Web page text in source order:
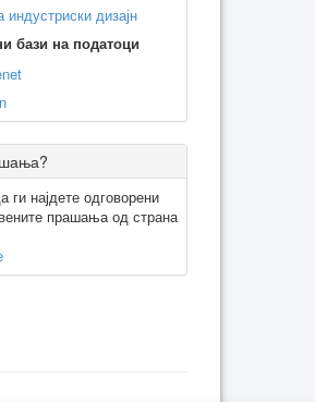
индустриски дизајн
бази на податоци
ги најдете одговорени
прашања од страна